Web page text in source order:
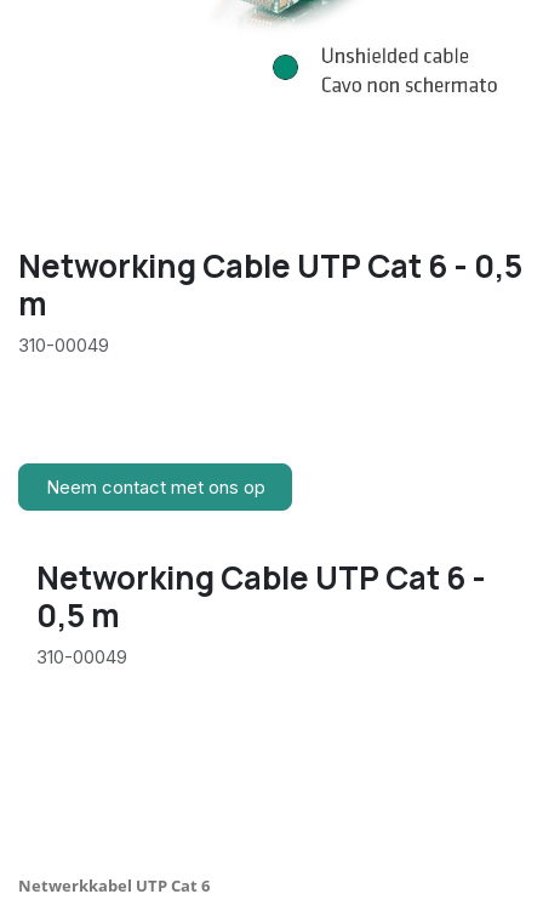
Networking Cable UTP Cat 6 - 0,5
m
310-00049
Neem contact met ons op
Networking Cable UTP Cat 6 -
0,5 m
310-00049
Netwerkkabel UTP Cat 6